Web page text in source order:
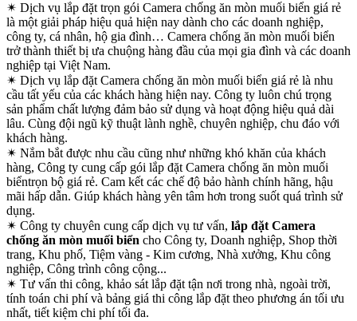
✴ Dịch vụ lắp đặt trọn gói Camera chống ăn mòn muối biển giá rẻ
là một giải pháp hiệu quả hiện nay dành cho các doanh nghiệp,
công ty, cá nhân, hộ gia đình… Camera chống ăn mòn muối biển
trở thành thiết bị ưa chuộng hàng đầu của mọi gia đình và các doanh
nghiệp tại Việt Nam.
✴ Dịch vụ lắp đặt Camera chống ăn mòn muối biển giá rẻ là nhu
cầu tất yếu của các khách hàng hiện nay. Công ty luôn chú trọng
sản phẩm chất lượng đảm bảo sử dụng và hoạt động hiệu quả dài
lâu. Cùng đội ngũ kỹ thuật lành nghề, chuyên nghiệp, chu đáo với
khách hàng.
✴ Nắm bắt được nhu cầu cũng như những khó khăn của khách
hàng, Công ty cung cấp gói lắp đặt Camera chống ăn mòn muối
biểntrọn bộ giá rẻ. Cam kết các chế độ bảo hành chính hãng, hậu
mãi hấp dẫn. Giúp khách hàng yên tâm hơn trong suốt quá trình sử
dụng.
✴ Công ty chuyên cung cấp dịch vụ tư vấn, lắp đặt Camera
chống ăn mòn muối biển cho Công ty, Doanh nghiệp, Shop thời
trang, Khu phố, Tiệm vàng - Kim cương, Nhà xưởng, Khu công
nghiệp, Công trình công cộng...
✴ Tư vấn thi công, khảo sát lắp đặt tận nơi trong nhà, ngoài trời,
tính toán chi phí và bảng giá thi công lắp đặt theo phương án tối ưu
nhất, tiết kiệm chi phí tối đa.